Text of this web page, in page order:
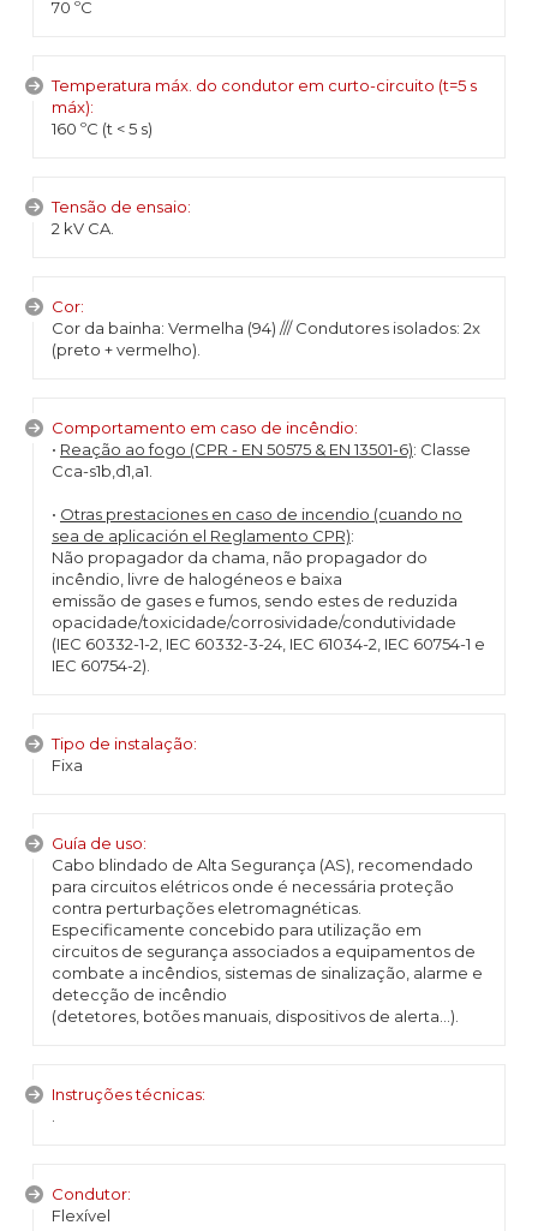
70 ºC
Temperatura máx. do condutor em curto-circuito (t=5 s
máx):
160 ºC (t < 5 s)
Tensão de ensaio:
2 kV CA.
Cor:
Cor da bainha: Vermelha (94) /// Condutores isolados: 2x
(preto + vermelho).
Comportamento em caso de incêndio:
• Reação ao fogo (CPR - EN 50575 & EN 13501-6): Classe
Cca-s1b,d1,a1.
• Otras prestaciones en caso de incendio (cuando no
sea de aplicación el Reglamento CPR):
Não propagador da chama, não propagador do
incêndio, livre de halogéneos e baixa
emissão de gases e fumos, sendo estes de reduzida
opacidade/toxicidade/corrosividade/condutividade
(IEC 60332-1-2, IEC 60332-3-24, IEC 61034-2, IEC 60754-1 e
IEC 60754-2).
Tipo de instalação:
Fixa
Guía de uso:
Cabo blindado de Alta Segurança (AS), recomendado
para circuitos elétricos onde é necessária proteção
contra perturbações eletromagnéticas.
Especificamente concebido para utilização em
circuitos de segurança associados a equipamentos de
combate a incêndios, sistemas de sinalização, alarme e
detecção de incêndio
(detetores, botões manuais, dispositivos de alerta...).
Instruções técnicas:
Condutor:
Flexível